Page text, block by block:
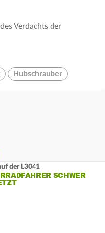
Verdachts der
Hubschrauber
der L3041
SCHWER